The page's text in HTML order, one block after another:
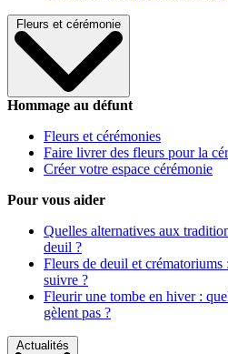
Fleurs et cérémonie
Hommage au défunt
Fleurs et cérémonies
Faire livrer des fleurs pour la
Créer votre espace cérémonie
Pour vous aider
Quelles alternatives aux
deuil ?
Fleurs de deuil et crématoriums
suivre ?
Fleurir une tombe en hiver :
gèlent pas ?
Actualités